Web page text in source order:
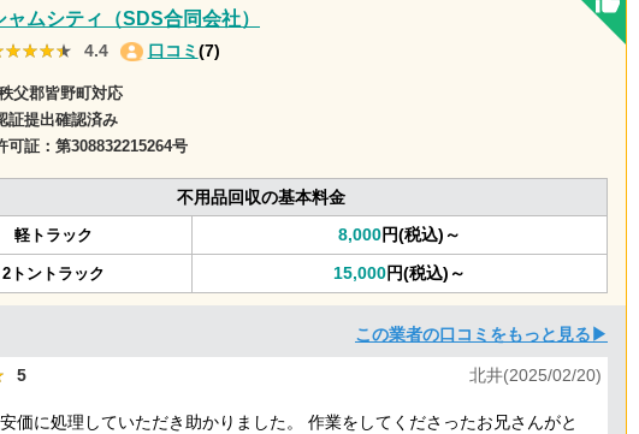
ャムシティ（SDS合同会社）
4.4 口コミ (7)
父郡皆野町対応
証提出確認済み
可証： 第308832215264号
不用品回収の基本料金
軽トラック 8,000円(税込)～
2トントラック 15,000円(税込)～
この業者の口コミをもっと見る▶
5 北井(2025/02/20)
価に処理していただき助かりました。 作業をしてくださったお兄さんがと